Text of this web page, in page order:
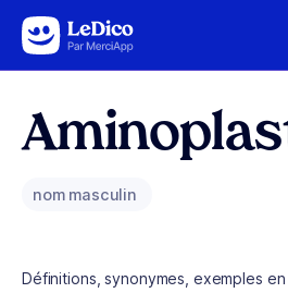
Aller au contenu
nom masculin
Définitions, synonymes, exemples en